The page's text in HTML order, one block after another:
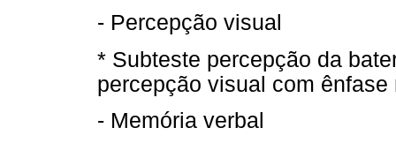
- Percepção visual
* Subteste percepção da
percepção visual com
- Memória verbal